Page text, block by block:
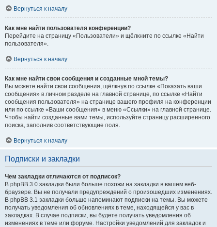
Вернуться к началу
Как мне найти пользователя конференции?
Перейдите на страницу «Пользователи» и щёлкните по ссылке «Найти
пользователя».
Вернуться к началу
Как мне найти свои сообщения и созданные мной темы?
Вы можете найти свои сообщения, щёлкнув по ссылке «Показать ваши
сообщения» в личном разделе на главной странице, по ссылке «Найти
сообщения пользователя» на странице вашего профиля на конференции
или по ссылке «Ваши сообщения» в меню «Ссылки» на главной странице.
Чтобы найти созданные вами темы, используйте страницу расширенного
поиска, заполнив соответствующие поля.
Вернуться к началу
Подписки и закладки
Чем закладки отличаются от подписок?
В phpBB 3.0 закладки были больше похожи на закладки в вашем веб-
браузере. Вы не получали предупреждений о произошедших изменениях.
В phpBB 3.1 закладки больше напоминают подписки на темы. Вы можете
получать уведомления об обновлениях в теме, находящейся у вас в
закладках. В случае подписки, вы будете получать уведомления об
изменениях в теме или форуме. Настройки уведомлений для закладок и